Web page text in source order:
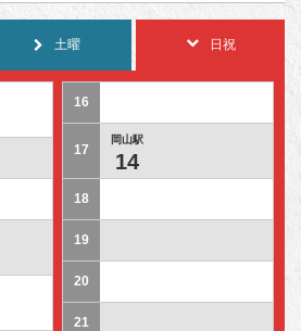
土曜 日祝
16
17
岡山駅
14
18
19
20
21